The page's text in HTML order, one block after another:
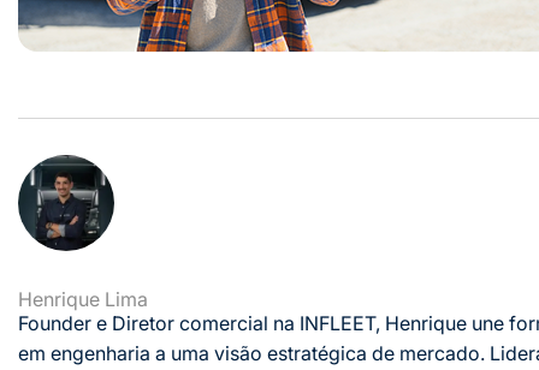
Henrique Lima
Founder e Diretor comercial na INFLEET, Henrique une
em engenharia a uma visão estratégica de mercado.